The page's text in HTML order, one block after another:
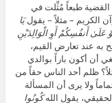
القضية طبعاً مُثِّلت في
الكريم – مثلاً – يقوليَا
عَلَىٰ أَنفُسِكُمْ أَوِ الْوَالِدَيْنِ
به عند تعارض القيم،
أن أكون باراً بوالدي
ظلم أحد الناس حقاً من
ولا يرى أن المسألة
يقول اللهكُونُوا